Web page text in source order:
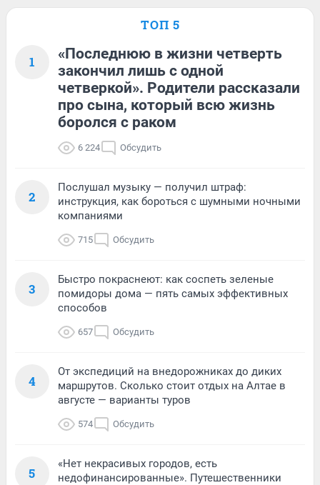
ТОП 5
1
«Последнюю в жизни четверть
закончил лишь с одной
четверкой». Родители рассказали
про сына, который всю жизнь
боролся с раком
6 224 Обсудить
2
Послушал музыку — получил штраф:
инструкция, как бороться с шумными ночными
компаниями
715 Обсудить
3
Быстро покраснеют: как соспеть зеленые
помидоры дома — пять самых эффективных
способов
657 Обсудить
4
От экспедиций на внедорожниках до диких
маршрутов. Сколько стоит отдых на Алтае в
августе — варианты туров
574 Обсудить
5
«Нет некрасивых городов, есть
недофинансированные». Путешественники